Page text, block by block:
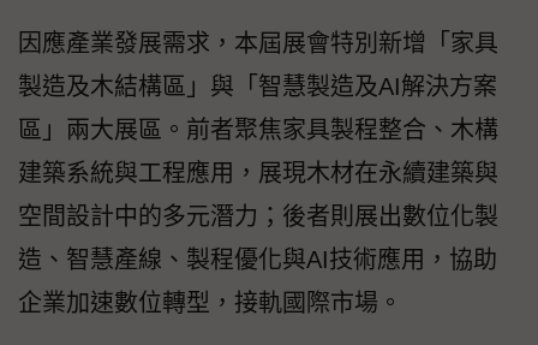
因應產業發展需求，本屆展會特別新增「家具
製造及木結構區」與「智慧製造及AI解決方案
區」兩大展區。前者聚焦家具製程整合、木構
建築系統與工程應用，展現木材在永續建築與
空間設計中的多元潛力；後者則展出數位化製
造、智慧產線、製程優化與AI技術應用，協助
企業加速數位轉型，接軌國際市場。